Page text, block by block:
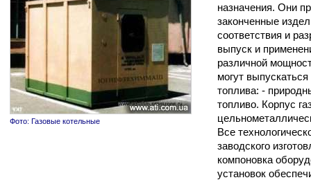
Фото: Газовые котельные
назначения. Они
законченные
соответствия и
выпуск и
различной
могут
топлива: -
топливо. Корпус
Все
заводского
компоновка
установок